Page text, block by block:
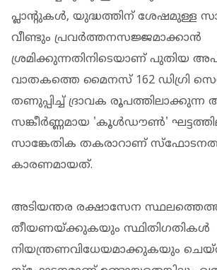
പ്ലാന്റുകൾ, യുദ്ധത്തിന് ശേഷമുള്ള
വീണ്ടും പ്രവർത്തനസജ്ജമാക്കാൻ
ശ്രമിക്കുന്നതിനിടെയാണ് പുതിയ
വാതകത്തെ മൈനസ് 162 ഡിഗ്രി
തണുപ്പിച്ച് ദ്രാവക രൂപത്തിലാക്കുന്ന
സങ്കീർണ്ണമായ 'കൂൾഡൗൺ'
സാങ്കേതിക തകരാറാണ്
കാരണമായത്.
അടിയന്തര രക്ഷാസേന
തീയണയ്ക്കുകയും സ്ഥിതിഗതികൾ
നിയന്ത്രണവിധേയമാക്കുകയും